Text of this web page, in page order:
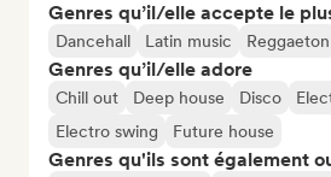
Genres qu’il/elle accepte le
Dancehall Latin music Reggaeton
Genres qu’il/elle adore
Chill out Deep house Disco
Electro swing
Future house
Genres qu'ils sont également